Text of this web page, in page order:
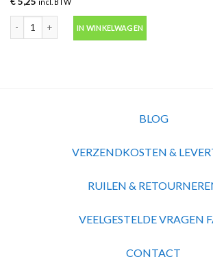
incl. BTW
Zinc Yellow Belton premium spuitbus 400ml
IN WINKELWAGEN
BLOG
VERZENDKOSTEN &
RUILEN &
VEELGESTELDE VRAGEN
CONTACT